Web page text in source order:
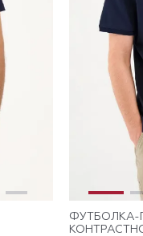
ФУТБОЛКА-